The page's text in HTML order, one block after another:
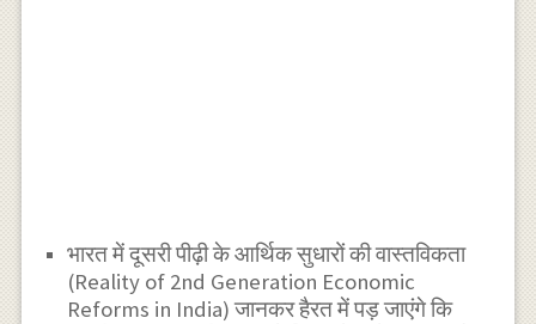
भारत में दूसरी पीढ़ी के आर्थिक सुधारों की वास्तविकता
(Reality of 2nd Generation Economic
Reforms in India) जानकर हैरत में पड़ जाएंगे कि